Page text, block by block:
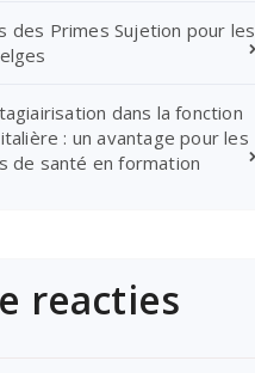
des Primes Sujetion pour les
dans la fonction
: un avantage pour les
de santé en formation
reacties